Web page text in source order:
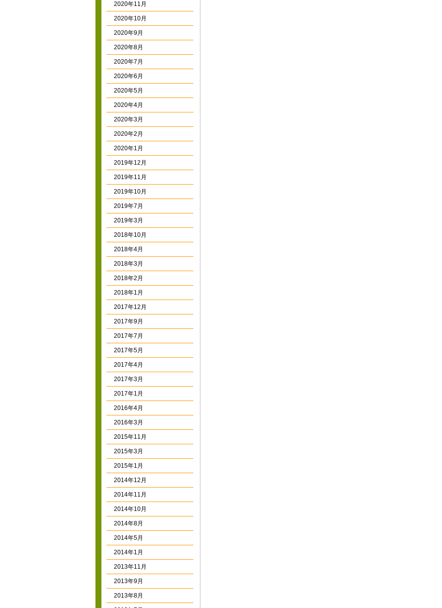
2020年11月
2020年10月
2020年9月
2020年8月
2020年7月
2020年6月
2020年5月
2020年4月
2020年3月
2020年2月
2020年1月
2019年12月
2019年11月
2019年10月
2019年7月
2019年3月
2018年10月
2018年4月
2018年3月
2018年2月
2018年1月
2017年12月
2017年9月
2017年7月
2017年5月
2017年4月
2017年3月
2017年1月
2016年4月
2016年3月
2015年11月
2015年3月
2015年1月
2014年12月
2014年11月
2014年10月
2014年8月
2014年5月
2014年1月
2013年11月
2013年9月
2013年8月